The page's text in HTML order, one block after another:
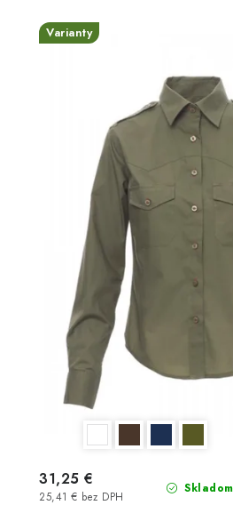
Varianty
25,41 € bez DPH
31,25 €